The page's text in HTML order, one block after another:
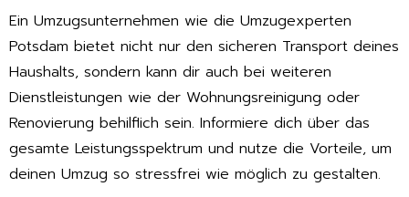
Ein Umzugsunternehmen wie die Umzugexperten
Potsdam bietet nicht nur den sicheren Transport deines
Haushalts, sondern kann dir auch bei weiteren
Dienstleistungen wie der Wohnungsreinigung oder
Renovierung behilflich sein. Informiere dich über das
gesamte Leistungsspektrum und nutze die Vorteile, um
deinen Umzug so stressfrei wie möglich zu gestalten.